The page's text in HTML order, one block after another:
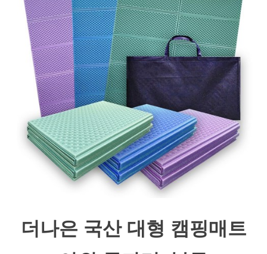
더나은 국산 대형 캠핑매트